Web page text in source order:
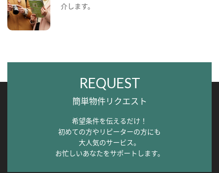
介します。
REQUEST
簡単物件リクエスト
希望条件を伝えるだけ！
初めての方やリピーターの方にも
大人気のサービス。
お忙しいあなたをサポートします。